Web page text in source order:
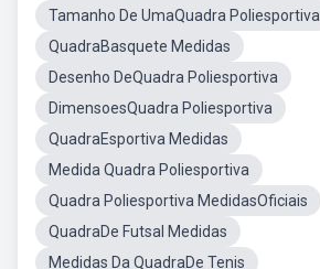
Tamanho De UmaQuadra Poliesportiva
QuadraBasquete Medidas
Desenho DeQuadra Poliesportiva
DimensoesQuadra Poliesportiva
QuadraEsportiva Medidas
Medida Quadra Poliesportiva
Quadra Poliesportiva MedidasOficiais
QuadraDe Futsal Medidas
Medidas Da QuadraDe Tenis